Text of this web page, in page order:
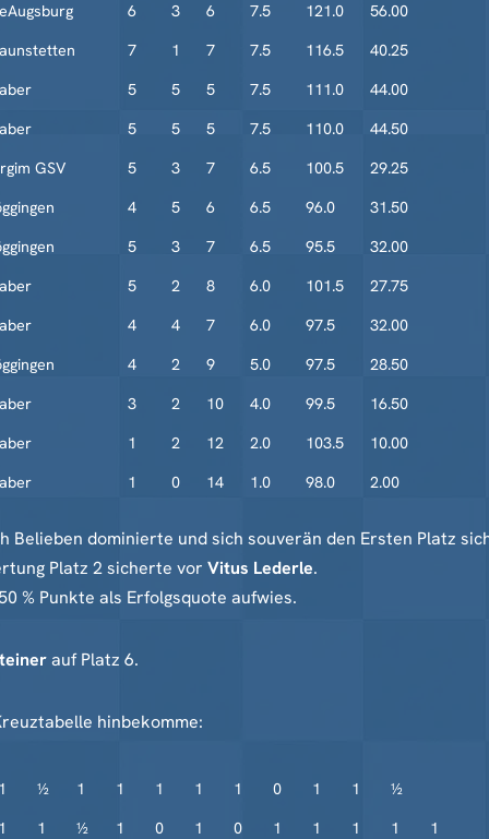
6 3 6 7.5 121.0
56.00
7 1 7 7.5 116.5
40.25
5 5 5 7.5 111.0
44.00
5 5 5 7.5 110.0
44.50
GSV 5 3 7 6.5 100.5
29.25
4 5 6 6.5 96.0
31.50
5 3 7 6.5 95.5
32.00
5 2 8 6.0 101.5
27.75
4 4 7 6.0 97.5
32.00
4 2 9 5.0 97.5
28.50
3 2 10 4.0 99.5
16.50
1 2 12 2.0 103.5
10.00
1 0 14 1.0 98.0 2.00
Belieben dominierte und sich souverän den Ersten Platz
Platz 2 sicherte vor Vitus Lederle.
% Punkte als Erfolgsquote aufwies.
auf Platz 6.
hinbekomme:
1 ½ 1 1 1 1 1 0 1 1 ½
1 1 ½ 1 0 1 0 1 1 1 1 1